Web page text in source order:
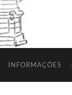
INFORMAÇÕES